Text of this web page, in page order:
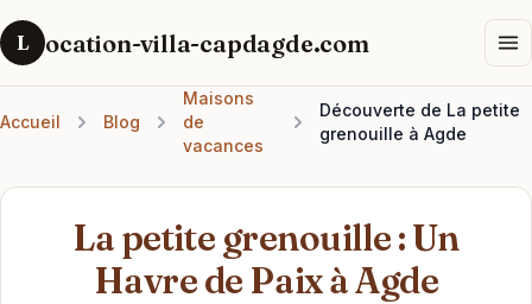
L ocation-villa-capdagde.com
Accueil Blog
Maisons
de
vacances
Découverte de La petite
grenouille à Agde
La petite grenouille : Un
Havre de Paix à Agde